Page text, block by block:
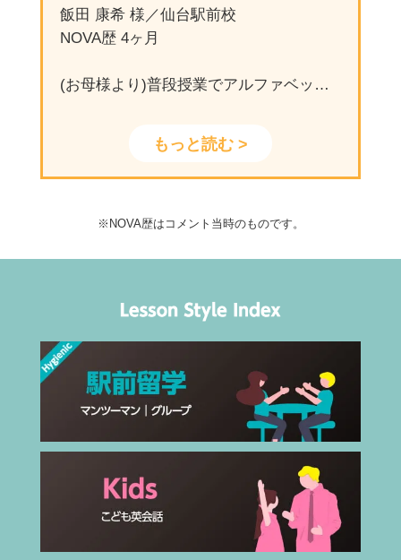
質問⑥：次の目標はありますか？
（保護者様）学習の習慣がついているの
て頑張って欲しいです。（M様）英語を
ました。
質問：3、スピーチコンテストでは見事
(保護者様) 教室で夏休みの宿題としてス
ピーチコンテストのスピーチを考えるよ
のスピーチを行うのは大変良い機会だと
質問：4、里沙さん、NBKはいかがです
か？ 優勝した時の感想は？
(里沙様) 先生が優しくて、先生との会話
もすごく楽しいです。スピーチコンテス
トで優勝した瞬間は、すごく嬉しかった
です。何度もスピーチの練習をして良か
ったと思いました。
飯田 康希 様／仙台駅前校
NOVA歴 4ヶ月
(お母様より)普段授業でアルファベット
ようで、ついこの間はコップの発音を直
されました。最近はよくこれは英語でな
ながらレッスンもするので毎回楽しみに
もっと読む >
※NOVA歴はコメント当時のものです。